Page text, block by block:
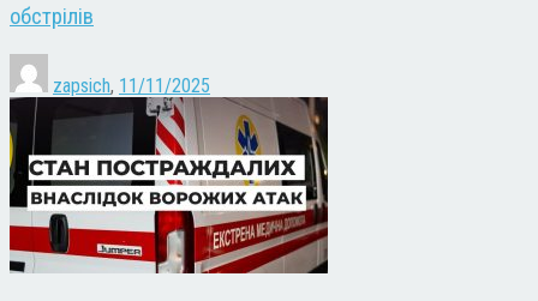
обстрілів
zapsich, 11/11/2025